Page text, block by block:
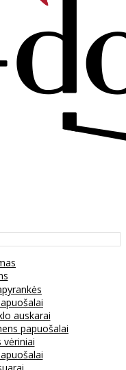
auskarai
papuošalai
vėriniai